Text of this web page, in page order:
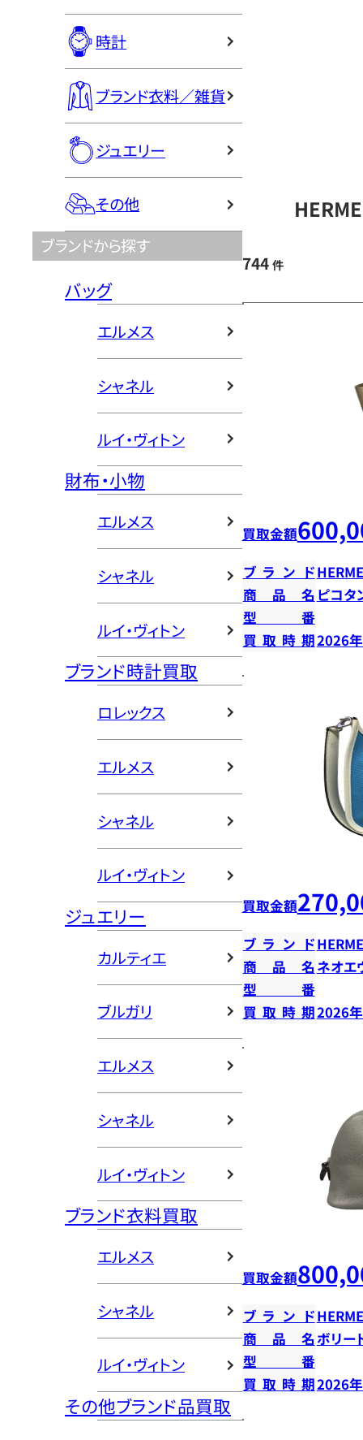
時計
ブランド衣料／雑貨
ジュエリー
その他
ブランドから探す
バッグ
エルメス
シャネル
ルイ・ヴィトン
財布・小物
エルメス
シャネル
ルイ・ヴィトン
ブランド時計買取
ロレックス
エルメス
シャネル
ルイ・ヴィトン
ジュエリー
カルティエ
ブルガリ
エルメス
シャネル
ルイ・ヴィトン
ブランド衣料買取
エルメス
シャネル
ルイ・ヴィトン
その他ブランド品買取
744 件
買取金額
ブランド
商品名 ピコタ
型番
買取時期2026
買取金額
ブランド
商品名 ネオエ
型番
買取時期2026
買取金額
ブランド
商品名ボリー
型番
買取時期2026